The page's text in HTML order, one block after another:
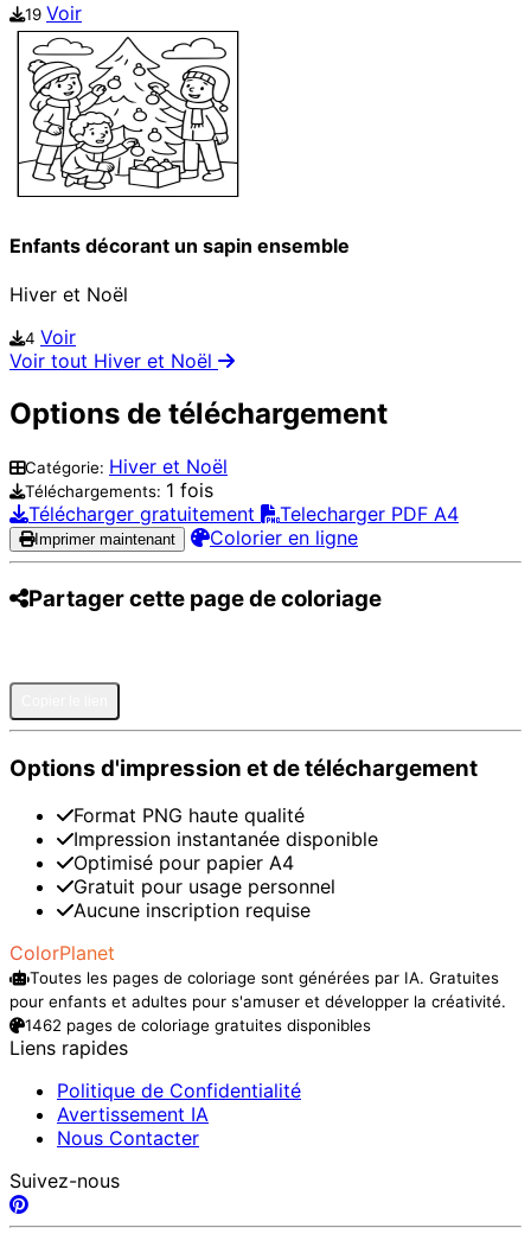
19 Voir
Enfants décorant un sapin ensemble
Hiver et Noël
4 Voir
Voir tout Hiver et Noël
Options de téléchargement
Catégorie: Hiver et Noël
Téléchargements: 1 fois
Télécharger gratuitement
Telecharger PDF A4
Imprimer maintenant Colorier en ligne
Partager cette page de coloriage
Options d'impression et de téléchargement
Format PNG haute qualité
Impression instantanée disponible
Optimisé pour papier A4
Gratuit pour usage personnel
Aucune inscription requise
ColorPlanet
Toutes les pages de coloriage sont générées par IA. Gratuites
pour enfants et adultes pour s'amuser et développer la créativité.
1462 pages de coloriage gratuites disponibles
Liens rapides
Politique de Confidentialité
Avertissement IA
Nous Contacter
Suivez-nous